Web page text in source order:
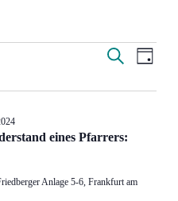
und
Suche
Tag
ei­nes Pfar­rers:
Anlage 5-6, Frankfurt am